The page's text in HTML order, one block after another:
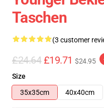
Taschen
(3 customer
£24.64 £19.71 $24.95
Size
35x35cm
40x40cm